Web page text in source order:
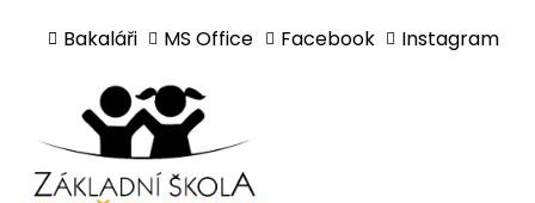
Bakaláři MS Office Facebook Instagram